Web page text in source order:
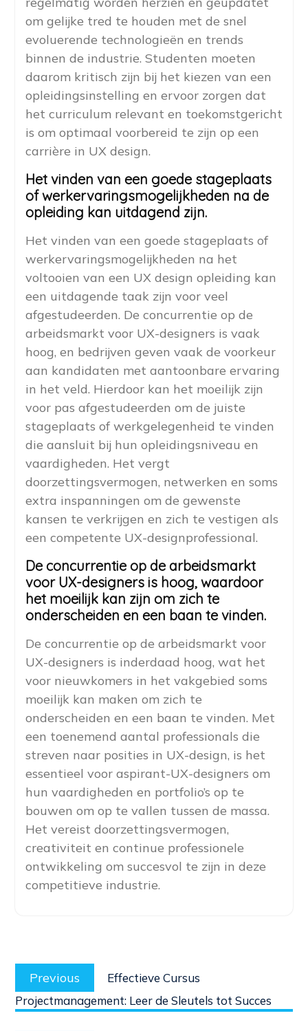
om gelijke tred te houden met de snel
evoluerende technologieën en trends
binnen de industrie. Studenten moeten
daarom kritisch zijn bij het kiezen van een
opleidingsinstelling en ervoor zorgen dat
het curriculum relevant en toekomstgericht
is om optimaal voorbereid te zijn op een
carrière in UX design.
Het vinden van een goede stageplaats
of werkervaringsmogelijkheden na de
opleiding kan uitdagend zijn.
Het vinden van een goede stageplaats of
werkervaringsmogelijkheden na het
voltooien van een UX design opleiding kan
een uitdagende taak zijn voor veel
afgestudeerden. De concurrentie op de
arbeidsmarkt voor UX-designers is vaak
hoog, en bedrijven geven vaak de voorkeur
aan kandidaten met aantoonbare ervaring
in het veld. Hierdoor kan het moeilijk zijn
voor pas afgestudeerden om de juiste
stageplaats of werkgelegenheid te vinden
die aansluit bij hun opleidingsniveau en
vaardigheden. Het vergt
doorzettingsvermogen, netwerken en soms
extra inspanningen om de gewenste
kansen te verkrijgen en zich te vestigen als
een competente UX-designprofessional.
De concurrentie op de arbeidsmarkt
voor UX-designers is hoog, waardoor
het moeilijk kan zijn om zich te
onderscheiden en een baan te vinden.
De concurrentie op de arbeidsmarkt voor
UX-designers is inderdaad hoog, wat het
voor nieuwkomers in het vakgebied soms
moeilijk kan maken om zich te
onderscheiden en een baan te vinden. Met
een toenemend aantal professionals die
streven naar posities in UX-design, is het
essentieel voor aspirant-UX-designers om
hun vaardigheden en portfolio’s op te
bouwen om op te vallen tussen de massa.
Het vereist doorzettingsvermogen,
creativiteit en continue professionele
ontwikkeling om succesvol te zijn in deze
competitieve industrie.
Previous
Previous
post:
Effectieve Cursus
Projectmanagement: Leer de Sleutels tot Succes